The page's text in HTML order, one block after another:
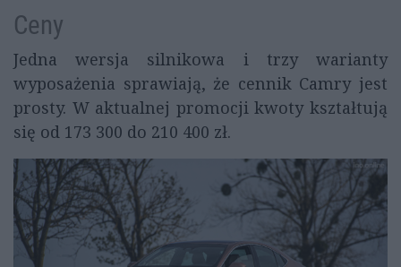
Ceny
Jedna wersja silnikowa i trzy warianty
wyposażenia sprawiają, że cennik Camry jest
prosty. W aktualnej promocji kwoty kształtują
się od 173 300 do 210 400 zł.